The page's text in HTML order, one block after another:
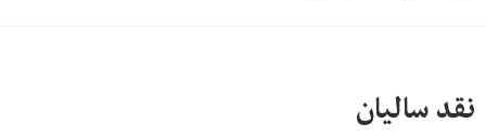
نقد سالیان